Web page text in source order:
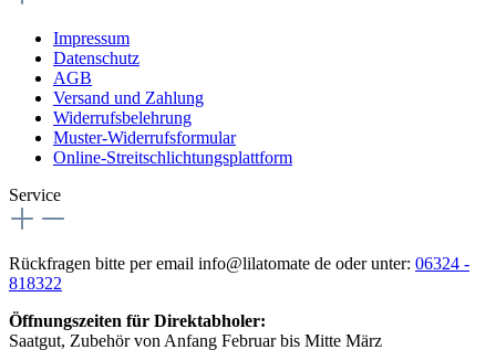
Impressum
Datenschutz
AGB
Versand und Zahlung
Widerrufsbelehrung
Muster-Widerrufsformular
Online-Streitschlichtungsplattform
Service
Rückfragen bitte per email info@lilatomate de oder unter: 06324 -
818322
Öffnungszeiten für Direktabholer:
Saatgut, Zubehör von Anfang Februar bis Mitte März